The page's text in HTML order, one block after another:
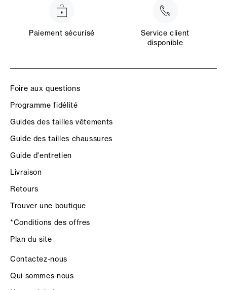
Paiement sécurisé
Service client
disponible
Foire aux questions
Programme fidélité
Guides des tailles vêtements
Guide des tailles chaussures
Guide d'entretien
Livraison
Retours
Trouver une boutique
*Conditions des offres
Plan du site
Contactez-nous
Qui sommes nous